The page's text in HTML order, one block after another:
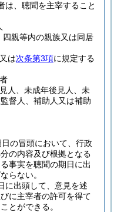
は、聴聞を主宰すること
親等内の親族又は同居
は次条第3項に規定する
人、未成年後見人、未
督人、補助人又は補助
の冒頭において、行政
の内容及び根拠となる
事実を聴聞の期日に出
らない。
に出頭して、意見を述
に主宰者の許可を得て
とができる。